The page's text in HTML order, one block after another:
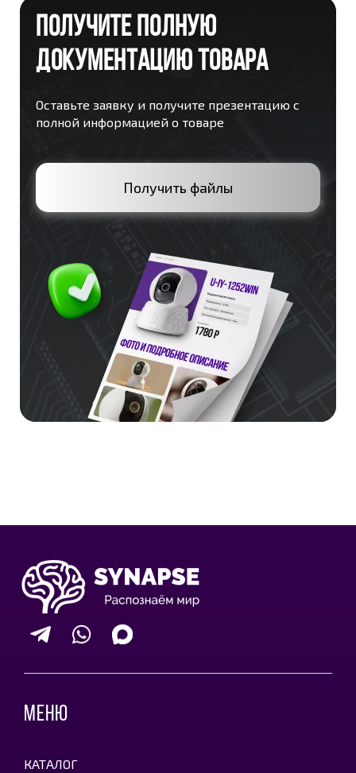
ПОЛУЧИТЕ ПОЛНУЮ
ДОКУМЕНТАЦИЮ ТОВАРА
Оставьте заявку и получите презентацию с
полной информацией о товаре
Получить файлы
МЕНЮ
КАТАЛОГ